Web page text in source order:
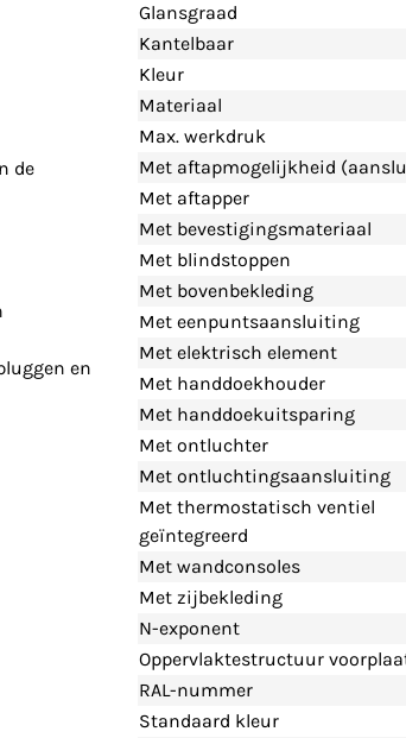
de
en
Glansgraad
Kantelbaar
Kleur
Materiaal
Max. werkdruk
Met aftapmogelijkheid
Met aftapper
Met bevestigingsmateriaal
Met blindstoppen
Met bovenbekleding
Met eenpuntsaansluiting
Met elektrisch element
Met handdoekhouder
Met handdoekuitsparing
Met ontluchter
Met ontluchtingsaansluiting
Met thermostatisch ventiel
geïntegreerd
Met wandconsoles
Met zijbekleding
N-exponent
Oppervlaktestructuur
RAL-nummer
Standaard kleur